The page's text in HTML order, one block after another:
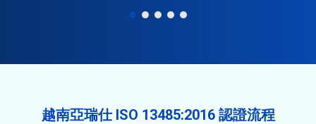
越南亞瑞仕 ISO 13485:2016 認證流程